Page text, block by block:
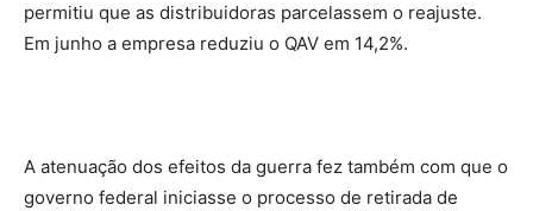
permitiu que as distribuidoras parcelassem o reajuste.
Em junho a empresa reduziu o QAV em 14,2%.
A atenuação dos efeitos da guerra fez também com que o
governo federal iniciasse o processo de retirada de